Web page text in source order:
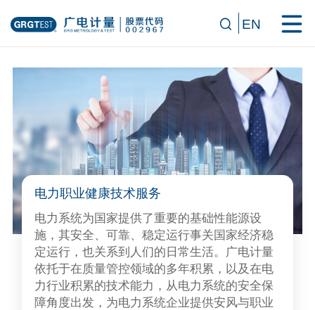
EN
电力职业健康技术服务
电力系统为国家提供了重要的基础性能源设
施，其安全、可靠、稳定运行事关国家经济稳
定运行，也关系到人们的日常生活。广电计量
依托于在质量管控领域的多年积累，以及在电
力行业积累的技术能力，从电力系统的安全保
障角度出发，为电力系统企业提供安风与职业